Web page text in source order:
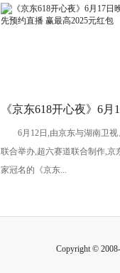
《京东618开心夜》6月
开启：抢先预约直播
2025元红包
6月12日,由京东与湖南卫视
联合举办,超六赛道联合制作,京
家冠名的《京东...
Copyright ©